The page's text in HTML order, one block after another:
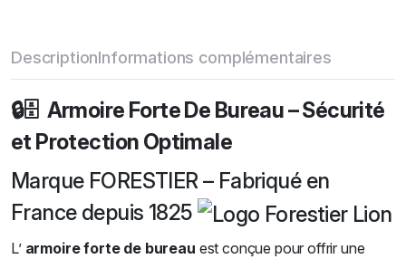
DescriptionInformations complémentaires
🔒🗄️ Armoire Forte De Bureau – Sécurité
et Protection Optimale
Marque FORESTIER – Fabriqué en
France depuis 1825
L’ armoire forte de bureau est conçue pour offrir une